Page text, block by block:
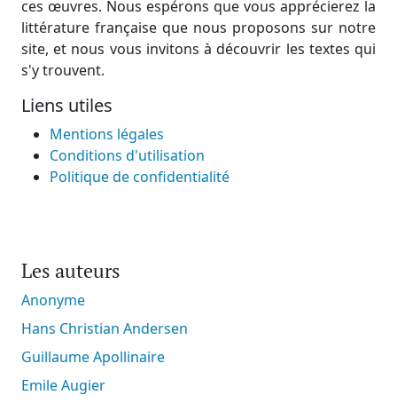
ces œuvres. Nous espérons que vous apprécierez la
littérature française que nous proposons sur notre
site, et nous vous invitons à découvrir les textes qui
s'y trouvent.
Liens utiles
Mentions légales
Conditions d'utilisation
Politique de confidentialité
Les auteurs
Anonyme
Hans Christian Andersen
Guillaume Apollinaire
Emile Augier